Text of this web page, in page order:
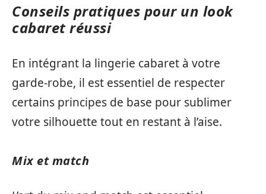
Conseils pratiques pour un look
cabaret réussi
En intégrant la lingerie cabaret à votre
garde-robe, il est essentiel de respecter
certains principes de base pour sublimer
votre silhouette tout en restant à l’aise.
Mix et match